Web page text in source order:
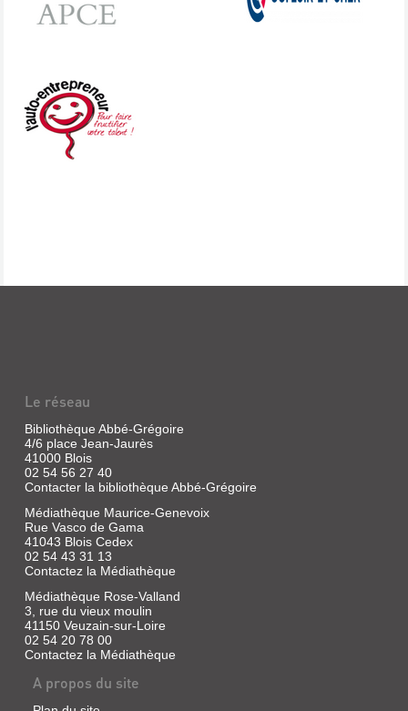
Le réseau
Bibliothèque Abbé-Grégoire
4/6 place Jean-Jaurès
41000 Blois
02 54 56 27 40
Contacter la bibliothèque Abbé-Grégoire
Médiathèque Maurice-Genevoix
Rue Vasco de Gama
41043 Blois Cedex
02 54 43 31 13
Contactez la Médiathèque
Médiathèque Rose-Valland
3, rue du vieux moulin
41150 Veuzain-sur-Loire
02 54 20 78 00
Contactez la Médiathèque
A propos du site